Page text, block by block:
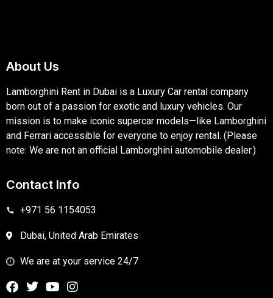
About Us
Lamborghini Rent in Dubai is a Luxury Car rental company
born out of a passion for exotic and luxury vehicles. Our
mission is to make iconic supercar models—like Lamborghini
and Ferrari accessible for everyone to enjoy rental. (Please
note: We are not an official Lamborghini automobile dealer.)
Contact Info
+971 56 1154053
Dubai, United Arab Emirates
We are at your service 24/7